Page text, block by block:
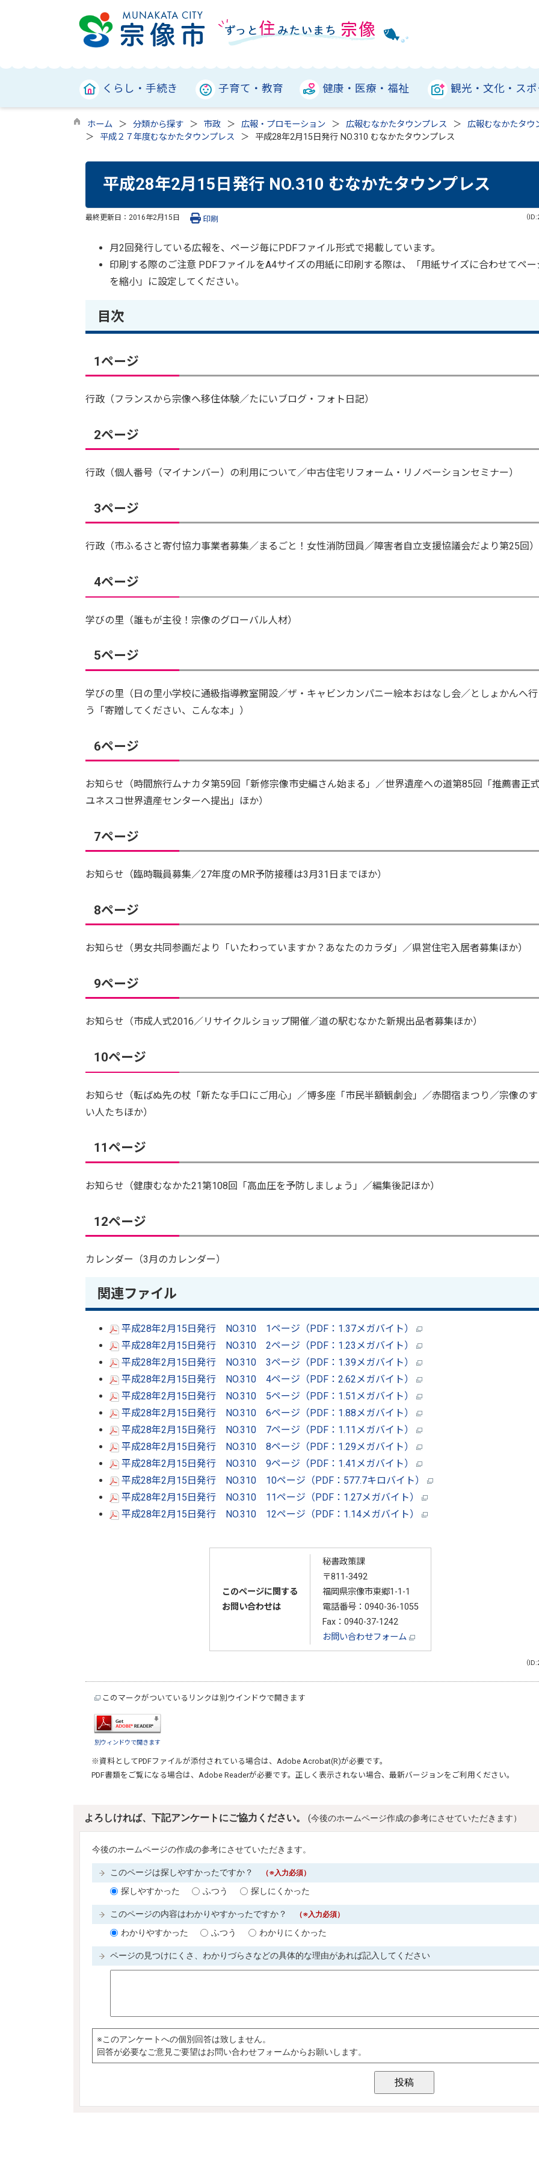
くらし・手続き 子育て・教育 健康・医療・福祉 観光・文化・ス
ホーム 分類から探す 市政 広報・プロモーション 広報むなかたタウンプレス
広報むなかたタウ
平成２７年度むなかたタウンプレス
平成28年2月15日発行 NO.310 むなかたタウンプレス
平成28年2月15日発行 NO.310 むなかたタウンプレス
最終更新日： 2016年2月15日 （
印刷
月2回発行している広報を、ページ毎にPDFファイル形式で掲載しています。
印刷する際のご注意 PDFファイルをA4サイズの用紙に印刷する際は、「用紙サイズに合わせてペー
を縮小」に設定してください。
目次
1ページ
行政（フランスから宗像へ移住体験／たにいブログ・フォト日記）
2ページ
行政（個人番号（マイナンバー）の利用について／中古住宅リフォーム・リノベーションセミナー）
3ページ
行政（市ふるさと寄付協力事業者募集／まるごと！女性消防団員／障害者自立支援協議会だより第25回）
4ページ
学びの里（誰もが主役！宗像のグローバル人材）
5ページ
学びの里（日の里小学校に通級指導教室開設／ザ・キャビンカンパニー絵本おはなし会／としょかんへ
う「寄贈してください、こんな本」）
6ページ
お知らせ（時間旅行ムナカタ第59回「新修宗像市史編さん始まる」／世界遺産への道第85回「推薦書正
ユネスコ世界遺産センターへ提出」ほか）
7ページ
お知らせ（臨時職員募集／27年度のMR予防接種は3月31日までほか）
8ページ
お知らせ（男女共同参画だより「いたわっていますか？あなたのカラダ」／県営住宅入居者募集ほか）
9ページ
お知らせ（市成人式2016／リサイクルショップ開催／道の駅むなかた新規出品者募集ほか）
10ページ
お知らせ（転ばぬ先の杖「新たな手口にご用心」／博多座「市民半額観劇会」／赤間宿まつり／宗像の
い人たちほか）
11ページ
お知らせ（健康むなかた21第108回「高血圧を予防しましょう」／編集後記ほか）
12ページ
カレンダー（3月のカレンダー）
関連ファイル
平成28年2月15日発行 NO.310 1ページ（PDF：1.37メガバイト）
平成28年2月15日発行 NO.310 2ページ（PDF：1.23メガバイト）
平成28年2月15日発行 NO.310 3ページ（PDF：1.39メガバイト）
平成28年2月15日発行 NO.310 4ページ（PDF：2.62メガバイト）
平成28年2月15日発行 NO.310 5ページ（PDF：1.51メガバイト）
平成28年2月15日発行 NO.310 6ページ（PDF：1.88メガバイト）
平成28年2月15日発行 NO.310 7ページ（PDF：1.11メガバイト）
平成28年2月15日発行 NO.310 8ページ（PDF：1.29メガバイト）
平成28年2月15日発行 NO.310 9ページ（PDF：1.41メガバイト）
平成28年2月15日発行 NO.310 10ページ（PDF：577.7キロバイト）
平成28年2月15日発行 NO.310 11ページ（PDF：1.27メガバイト）
平成28年2月15日発行 NO.310 12ページ（PDF：1.14メガバイト）
このページに関する
お問い合わせは
秘書政策課
〒811-3492
福岡県宗像市東郷1-1-1
電話番号： 0940-36-1055
Fax：0940-37-1242
お問い合わせフォーム
（
このマークがついているリンクは別ウインドウで開きます
別ウィンドウで開きます
※資料としてPDFファイルが添付されている場合は、 Adobe Acrobat(R)が必要です。
PDF書類をご覧になる場合は、 Adobe Readerが必要です。正しく表示されない場合、最新バージョンをご利用ください。